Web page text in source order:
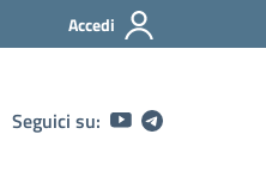
Accedi
Seguici su: